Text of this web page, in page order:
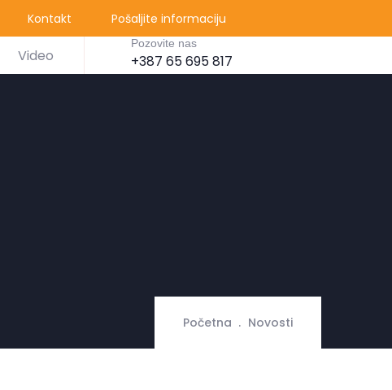
Pošaljite informaciju
Kontakt
Video
Pozovite nas
+387 65 695 817
Početna Novosti